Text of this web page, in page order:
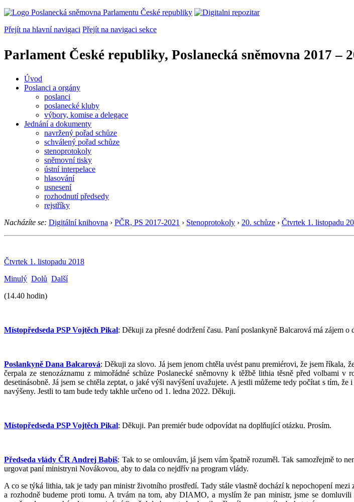
Přejít na hlavní navigaci Přejít na navigaci sekce
Parlament České republiky, Poslanecká sněmovna 2017 –
Úvod
Poslanci a orgány
poslanci
poslanecké kluby
výbory, komise a delegace
Jednání a dokumenty
navržený pořad schůze
schválený pořad schůze
stenoprotokoly
sněmovní tisky
ústní interpelace
hlasování
usnesení
rozhodnutí předsedy
rejstříky
Nacházíte se: Digitální knihovna › PČR, PS 2017-2021 › Stenoprotokoly › 20. schůze › Čtvrtek 1. listopadu
Čtvrtek 1. listopadu 2018
Minulý Dolů Další
(14.40 hodin)
Místopředseda PSP Vojtěch Pikal: Děkuji za přesné dodržení času. Paní poslankyně Balcarová má zájem
Poslankyně Dana Balcarová: Děkuji za slovo. Já jsem jenom chtěla uvést panu premiérovi, že jsem říkala,
čerpala ze stenozáznamu z mimořádné schůze Poslanecké sněmovny k těžbě lithia těsně před
desetinásobně. Já jsem se chtěla zeptat, o jaké výši navýšení uvažujete. A jestli můžeme tedy počítat s
navýšeny. Jestli to tam bude tedy takhle určeno od 1. ledna 2022. Děkuji.
Místopředseda PSP Vojtěch Pikal: Děkuji. Pan premiér bude odpovídat na doplňující otázku. Prosím.
Předseda vlády ČR Andrej Babiš: Tak to se omlouvám, já jsem vám špatně rozuměl. Tak samozřejmě to
urgovat paní ministryni Novákovou, aby to dala co nejdřív na program vlády.
A co se týká lithia, tak je tady pan ministr životního prostředí. Tady stále vlastně dochází k nepochopení
a rozhodně budeme proti tomu. A trvám na tom, aby DIAMO, a myslím že pan ministr, jsme se